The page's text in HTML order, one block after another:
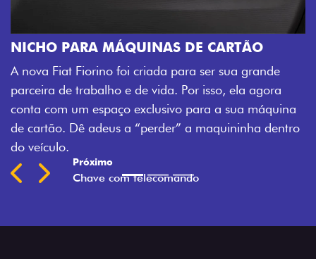
CHAVE COM TELECOMANDO
Agora, a chave da sua nova Fiorino pode abrir o
veículo também à distância, e não mais somente
fechadura. São detalhes como esse que trazem
mais fluidez para o seu dia de trabalho.
Previous